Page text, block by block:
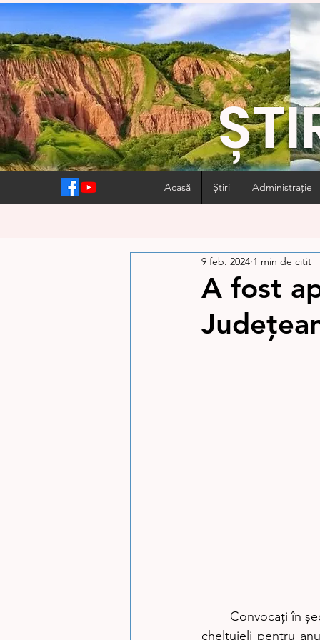
Acasă Știri Administrație
A fost
9 feb. 2024 1 min de citit
cheltuieli pentru